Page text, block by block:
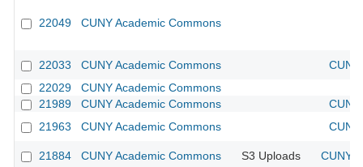
22049 CUNY Academic Commons
22033 CUNY Academic Commons
22029
CUNY Academic Commons
21989
CUNY Academic Commons
21963
CUNY Academic Commons
21884 CUNY Academic Commons S3 Uploads CUNY